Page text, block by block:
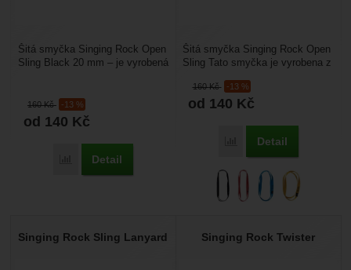
160Kč -13 %
od 140 Kč
Přidat 'Singing Rock Open Sling Black 20 mm' k porovnání
Detail
Šitá smyčka Singing Rock Open
Sling Black 20 mm – je vyrobená
160Kč -13 %
od 140 Kč
Přidat 'Singing Rock
Detail
Šitá smyčka Singing Rock Open
Sling Tato smyčka je vyrobena z
popruhu. Na rozdíl...
Singing Rock Sling Lanyard Singing Rock Twister